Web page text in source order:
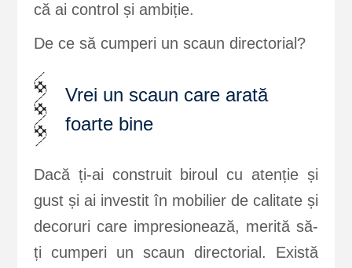
că ai control și ambiție.
De ce să cumperi un scaun directorial?
Vrei un scaun care arată
foarte bine
Dacă ți-ai construit biroul cu atenție și
gust și ai investit în mobilier de calitate și
decoruri care impresionează, merită să-
ți cumperi un scaun directorial. Există